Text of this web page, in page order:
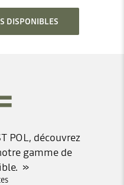
DISPONIBLES
POL, découvrez
gamme de